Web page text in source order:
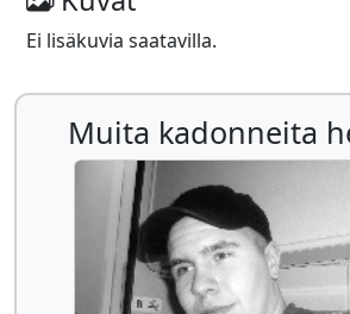
Ei lisäkuvia saatavilla.
Muita kadonneita